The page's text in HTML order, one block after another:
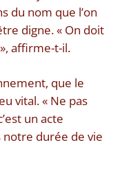
du nom que l’on
digne. « On doit
affirme-t-il.
que le
vital. « Ne pas
un acte
notre durée de vie